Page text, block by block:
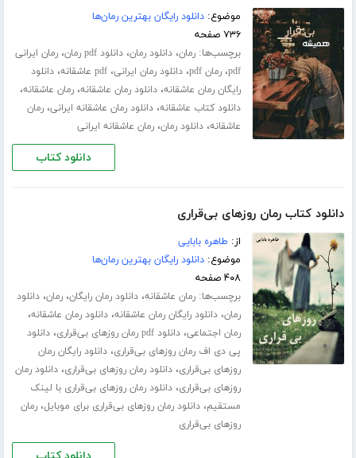
موضوع:دانلود رایگان بهترین رمان‌ها
۷۳۶ صفحه
برچسب‌ها:رمان،دانلود رمان،دانلود pdf رمان ،رمان ایرانی
pdf،رمان pdf ،دانلود رمان ایرانی،pdf عاشقانه ،دانلود
رایگان رمان عاشقانه،دانلود رمان عاشقانه،رمان عاشقانه،
دانلود کتاب عاشقانه،دانلود رمان عاشقانه ایرانی،رمان
عاشقانه،دانلود رمان،رمان عاشقانه ایرانی
دانلود کتاب
دانلود کتاب رمان روزهای بی‌قراری
از: طاهره بابایی
موضوع:دانلود رایگان بهترین رمان‌ها
۴۰۸ صفحه
برچسب‌ها:رمان عاشقانه،دانلود رمان رایگان،رمان،دانلود
رمان،دانلود رایگان رمان عاشقانه،دانلود رمان عاشقانه،
رمان اجتماعی،دانلود pdf رمان روزهای بی‌قراری ،دانلود
پی دی اف رمان روزهای بی‌قراری،دانلود رایگان رمان
روزهای بی‌قراری،دانلود رمان روزهای بی‌قراری،دانلود رمان
روزهای بی‌قراری،دانلود رمان روزهای بی‌قراری با لینک
مستقیم،دانلود رمان روزهای بی‌قراری برای موبایل،رمان
روزهای بی‌قراری